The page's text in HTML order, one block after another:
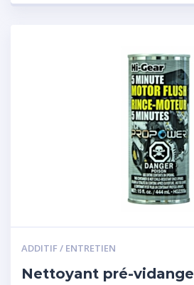
ADDITIF / ENTRETIEN
Nettoyant pré-vidange